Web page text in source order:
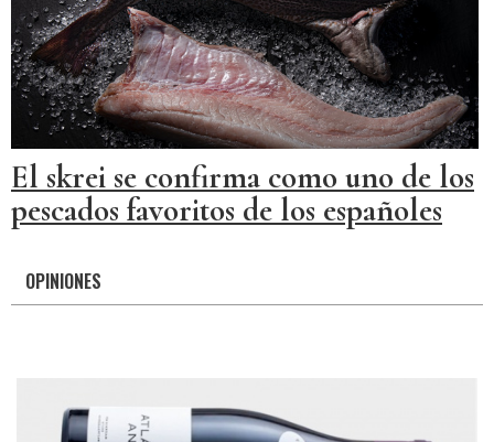
El skrei se confirma como uno de los
pescados favoritos de los españoles
OPINIONES